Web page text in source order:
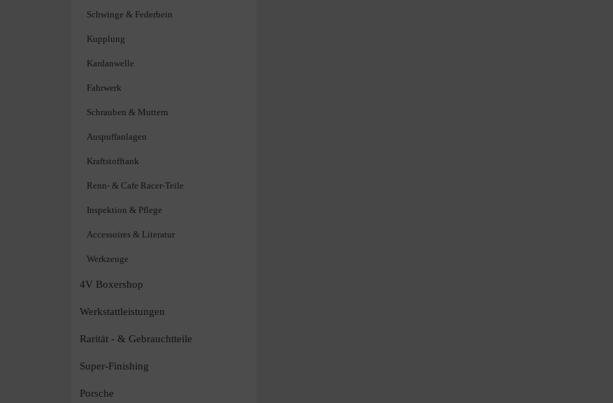
Schwinge & Federbein
Kupplung
Kardanwelle
Fahrwerk
Schrauben & Muttern
Auspuffanlagen
Kraftstofftank
Renn- & Cafe Racer-Teile
Inspektion & Pflege
Accessoires & Literatur
Werkzeuge
4V Boxershop
Werkstattleistungen
Rarität - & Gebrauchtteile
Super-Finishing
Porsche